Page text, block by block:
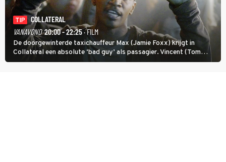
TIP
COLLATERAL
VANAVOND 20:00 - 22:25· FILM
De doorgewinterde taxichauffeur Max (Jamie Foxx) krijgt in
Collateral een absolute ‘bad guy’ als passagier. Vincent (Tom
Cruise) heeft hem nodig om hem de stad door te loodsen om een